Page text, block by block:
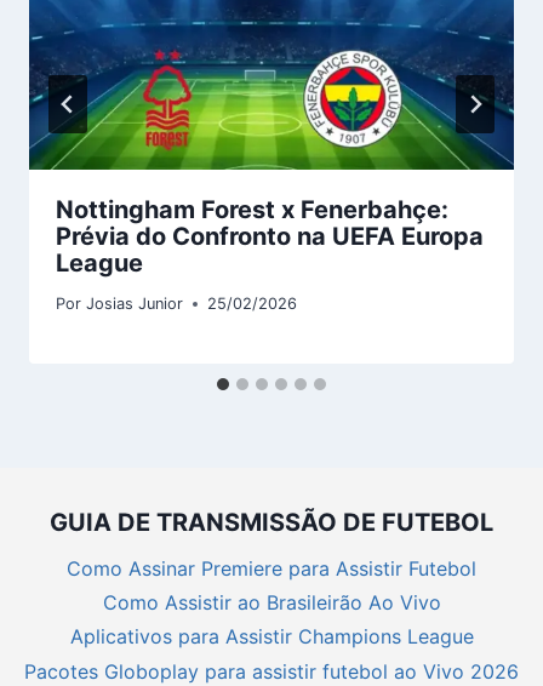
Nottingham Forest x Fenerbahçe:
Prévia do Confronto na UEFA Europa
League
Por Josias Junior 25/02/2026
GUIA DE TRANSMISSÃO DE FUTEBOL
Como Assinar Premiere para Assistir Futebol
Como Assistir ao Brasileirão Ao Vivo
Aplicativos para Assistir Champions League
Pacotes Globoplay para assistir futebol ao Vivo 2026